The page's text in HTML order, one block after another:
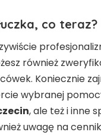
co teraz?
również
Koniecznie
wybranej
, ale też i inne
uwagę na